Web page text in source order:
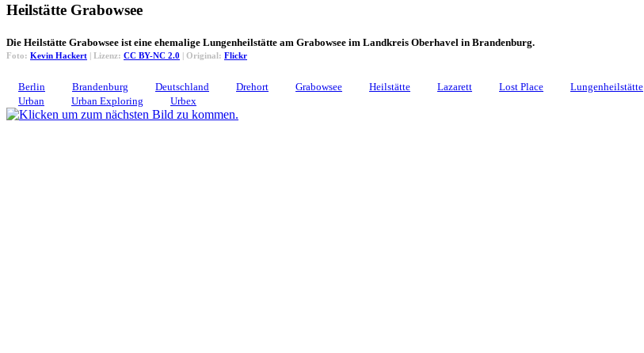
Heilstätte Grabowsee
Die Heilstätte Grabowsee ist eine ehemalige Lungenheilstätte am Grabowsee im Landkreis Oberhavel in Brandenburg.
Foto: Kevin Hackert | Lizenz: CC BY-NC 2.0 | Original: Flickr
Berlin Brandenburg Deutschland Drehort Grabowsee Heilstätte Lazarett Lost Place Lungenheilstätte
Urban
Urban Exploring Urbex